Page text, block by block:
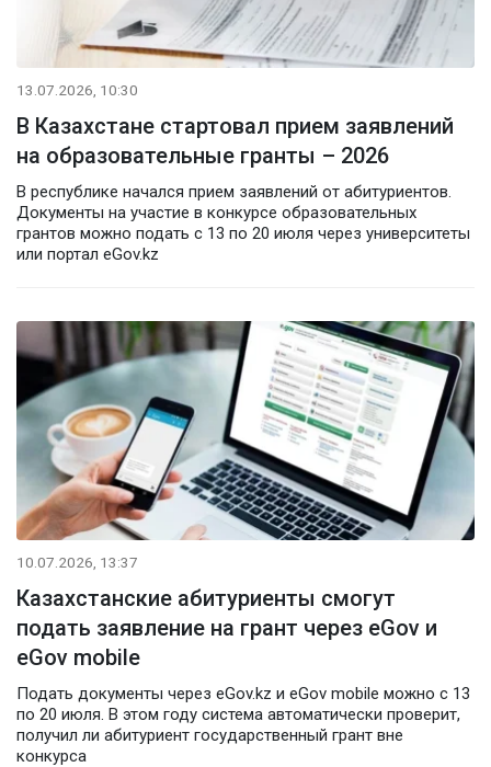
13.07.2026, 10:30
В Казахстане стартовал прием заявлений
на образовательные гранты – 2026
В республике начался прием заявлений от абитуриентов.
Документы на участие в конкурсе образовательных
грантов можно подать с 13 по 20 июля через университеты
или портал eGov.kz
10.07.2026, 13:37
Казахстанские абитуриенты смогут
подать заявление на грант через eGov и
eGov mobile
Подать документы через eGov.kz и eGov mobile можно с 13
по 20 июля. В этом году система автоматически проверит,
получил ли абитуриент государственный грант вне
конкурса